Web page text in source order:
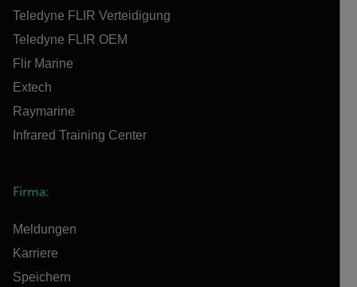
Teledyne FLIR Verteidigung
Teledyne FLIR OEM
Flir Marine
Extech
Raymarine
Infrared Training Center
Firma:
Meldungen
Karriere
Speichern